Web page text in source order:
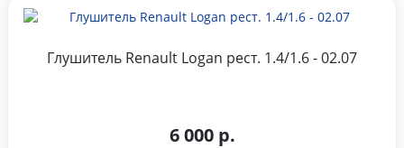
Глушитель Renault Logan рест. 1.4/1.6 - 02.07
6 000 р.